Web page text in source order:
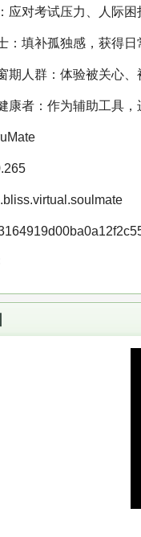
应对考试压力、人际困
：填补孤独感，获得日
期人群：体验被关心、
康者：作为辅助工具，